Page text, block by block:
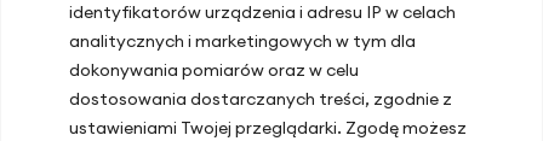
identyfikatorów urządzenia i adresu IP w celach
analitycznych i marketingowych w tym dla
dokonywania pomiarów oraz w celu
dostosowania dostarczanych treści, zgodnie z
ustawieniami Twojej przeglądarki. Zgodę możesz
Warszawa, ul. Hoża 51
Kraków, ul. Zakopiańska 72D
Gdańsk, ul. Mariana Hemara 17